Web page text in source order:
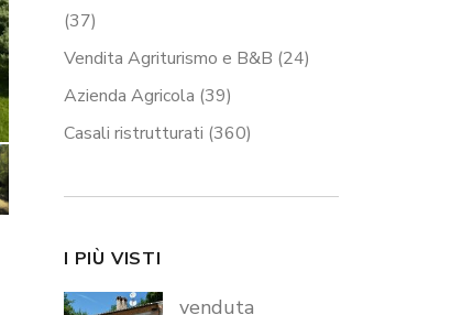
(37)
Vendita Agriturismo e B&B (24)
Azienda Agricola (39)
Casali ristrutturati (360)
I PIÙ VISTI
venduta